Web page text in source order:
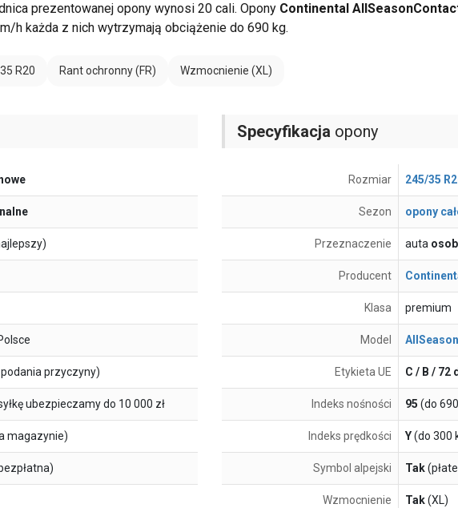
prezentowanej opony wynosi 20 cali. Opony Continental
h każda z nich wytrzymają obciążenie do 690 kg.
R20 Rant ochronny (FR) Wzmocnienie (XL)
przyczyny)
ubezpieczamy do 10 000 zł
magazynie)
Specyfikacja opony
Rozmiar 245/35
Sezon opony
Przeznaczenie auta
Producent
Klasa premium
Model
Etykieta UE C / B / 72
Indeks nośności 95 (do
Indeks prędkości Y(do 300
Symbol alpejski Tak
Wzmocnienie Tak(XL)